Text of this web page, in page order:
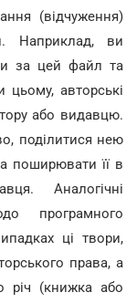
(відчуження)
Наприклад, ви
за цей файл та
авторські
або видавцю.
поділитися нею
поширювати її в
Аналогічні
програмного
ці твори,
права, а
(книжка або